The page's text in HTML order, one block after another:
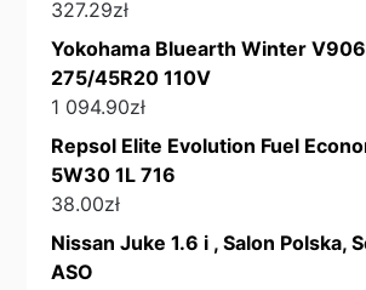
327.29zł
Yokohama Bluearth Winter V906
275/45R20 110V
1 094.90zł
Repsol Elite Evolution Fuel
5W30 1L 716
38.00zł
Nissan Juke 1.6 i , Salon Polska,
ASO